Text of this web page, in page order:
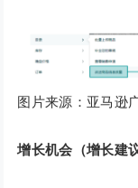
图片来源：亚马逊
增长机会（增长建议